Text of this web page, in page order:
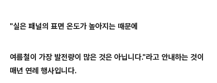
"실은 패널의 표면 온도가 높아지는 때문에
여름철이 가장 발전량이 많은 것은 아닙니다."라고 안내하는 것이
매년 연례 행사입니다.